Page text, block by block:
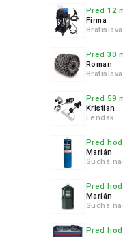
Pred 12
Firma
Bratislava
Pred 30
Roman
Bratislava
Pred 59
Kristian
Lendak
Pred
Marián
Suchá
Pred
Marián
Suchá
Pred